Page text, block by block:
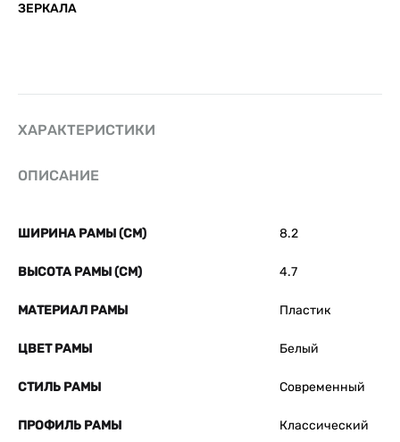
ЗЕРКАЛА
ХАРАКТЕРИСТИКИ
ОПИСАНИЕ
ШИРИНА РАМЫ (СМ) 8.2
ВЫСОТА РАМЫ (СМ) 4.7
МАТЕРИАЛ РАМЫ Пластик
ЦВЕТ РАМЫ Белый
СТИЛЬ РАМЫ Современный
ПРОФИЛЬ РАМЫ Классический